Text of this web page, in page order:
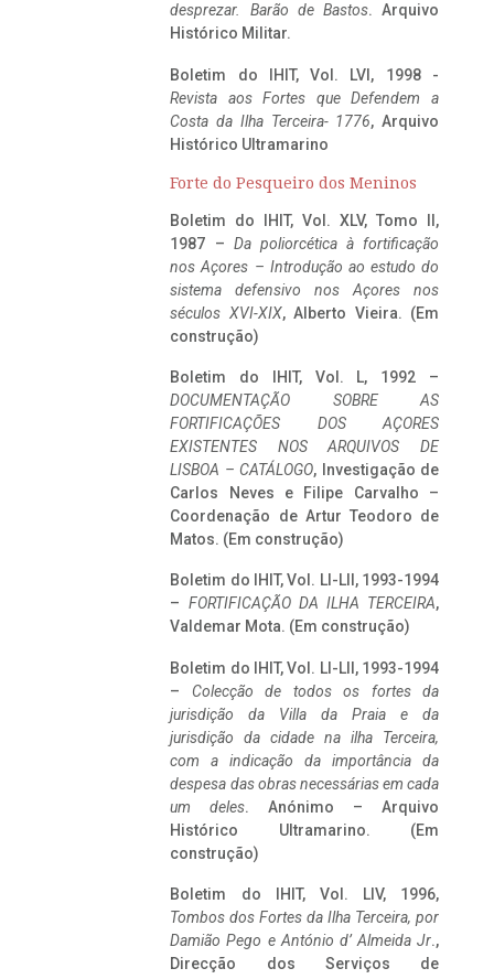
desprezar. Barão de Bastos. Arquivo
Histórico Militar.
Boletim do IHIT, Vol. LVI, 1998 -
Revista aos Fortes que Defendem a
Costa da Ilha Terceira- 1776, Arquivo
Histórico Ultramarino
Forte do Pesqueiro dos Meninos
Boletim do IHIT, Vol. XLV, Tomo II,
1987 – Da poliorcética à fortificação
nos Açores – Introdução ao estudo do
sistema defensivo nos Açores nos
séculos XVI-XIX, Alberto Vieira. (Em
construção)
Boletim do IHIT, Vol. L, 1992 –
DOCUMENTAÇÃO SOBRE AS
FORTIFICAÇÕES DOS AÇORES
EXISTENTES NOS ARQUIVOS DE
LISBOA – CATÁLOGO, Investigação de
Carlos Neves e Filipe Carvalho –
Coordenação de Artur Teodoro de
Matos. (Em construção)
Boletim do IHIT, Vol. LI-LII, 1993-1994
– FORTIFICAÇÃO DA ILHA TERCEIRA,
Valdemar Mota. (Em construção)
Boletim do IHIT, Vol. LI-LII, 1993-1994
– Colecção de todos os fortes da
jurisdição da Villa da Praia e da
jurisdição da cidade na ilha Terceira,
com a indicação da importância da
despesa das obras necessárias em cada
um deles. Anónimo – Arquivo
Histórico Ultramarino. (Em
construção)
Boletim do IHIT, Vol. LIV, 1996,
Tombos dos Fortes da Ilha Terceira, por
Damião Pego e António d’ Almeida Jr.,
Direcção dos Serviços de